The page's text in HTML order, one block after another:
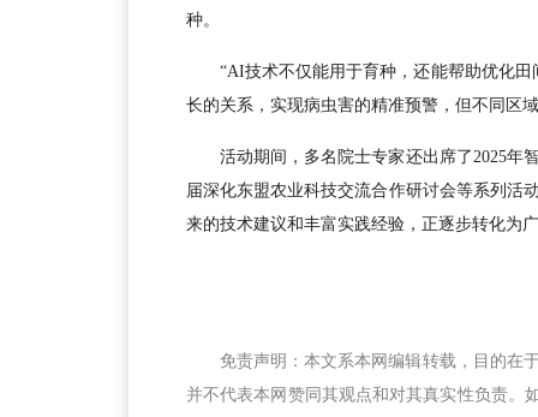
种。
“AI技术不仅能用于育种，还能帮助优化
长的关系，实现病虫害的精准预警，但不同区
活动期间，多名院士专家还出席了2025年
届深化东盟农业科技交流合作研讨会等系列活
来的技术建议和丰富实践经验，正逐步转化为
免责声明：本文系本网编辑转载，目的在
并不代表本网赞同其观点和对其真实性负责。